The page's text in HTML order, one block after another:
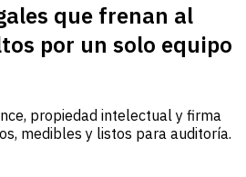
que frenan al
por un solo equipo
propiedad intelectual y firma
medibles y listos para auditoría.